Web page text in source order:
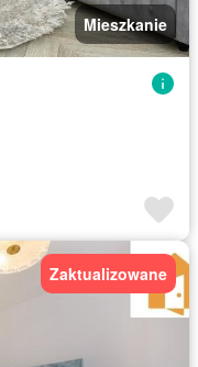
Mieszkanie
Zaktualizowane